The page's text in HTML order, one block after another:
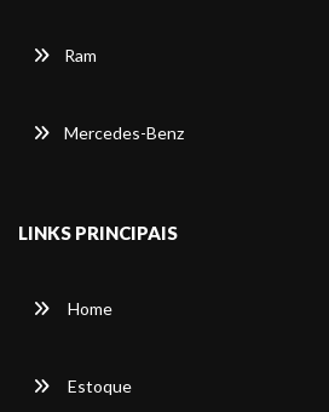
Ram
Mercedes-Benz
LINKS PRINCIPAIS
Home
Estoque